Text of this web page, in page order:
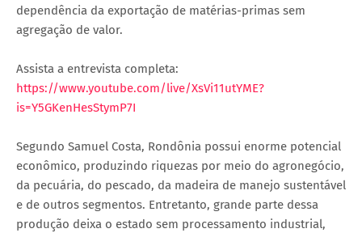
dependência da exportação de matérias-primas sem
agregação de valor.
Assista a entrevista completa:
https://www.youtube.com/live/XsVi11utYME?
is=Y5GKenHesStymP7I
Segundo Samuel Costa, Rondônia possui enorme potencial
econômico, produzindo riquezas por meio do agronegócio,
da pecuária, do pescado, da madeira de manejo sustentável
e de outros segmentos. Entretanto, grande parte dessa
produção deixa o estado sem processamento industrial,